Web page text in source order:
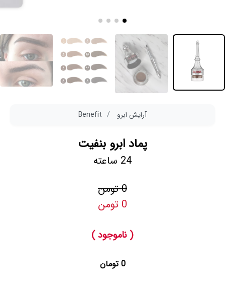
آرایش ابرو Benefit
پماد ابرو بنفیت
24 ساعته
0 تومن
0 تومن
( ناموجود )
0 تومان